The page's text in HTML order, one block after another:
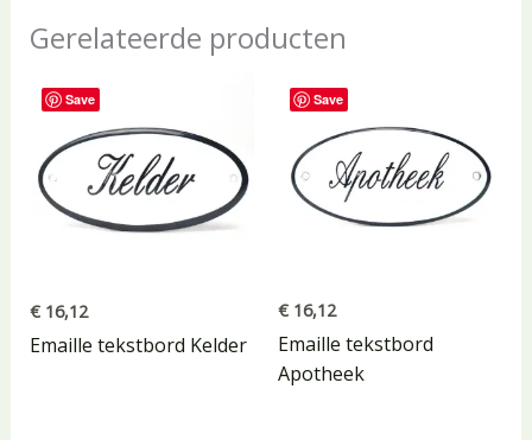
Gerelateerde producten
Save
€16,12
Emaille tekstbord Kelder
Save
€ 16,12
Emaille tekstbord
Apotheek